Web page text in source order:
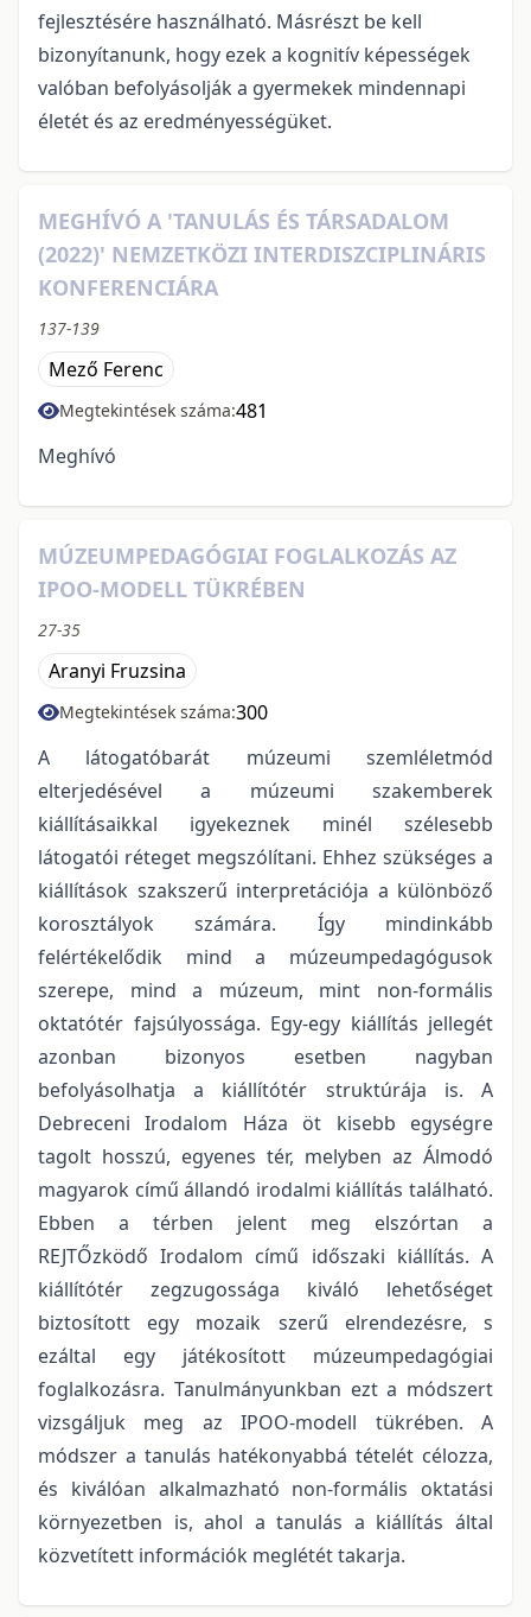
fejlesztésére használható. Másrészt be kell
bizonyítanunk, hogy ezek a kognitív képességek
valóban befolyásolják a gyermekek mindennapi
életét és az eredményességüket.
MEGHÍVÓ A 'TANULÁS ÉS TÁRSADALOM
(2022)' NEMZETKÖZI INTERDISZCIPLINÁRIS
KONFERENCIÁRA
137-139
Mező Ferenc
Megtekintések száma:481
Meghívó
MÚZEUMPEDAGÓGIAI FOGLALKOZÁS AZ
IPOO-MODELL TÜKRÉBEN
27-35
Aranyi Fruzsina
Megtekintések száma:300
A látogatóbarát múzeumi szemléletmód
elterjedésével a múzeumi szakemberek
kiállításaikkal igyekeznek minél szélesebb
látogatói réteget megszólítani. Ehhez szükséges a
kiállítások szakszerű interpretációja a különböző
korosztályok számára. Így mindinkább
felértékelődik mind a múzeumpedagógusok
szerepe, mind a múzeum, mint non-formális
oktatótér fajsúlyossága. Egy-egy kiállítás jellegét
azonban bizonyos esetben nagyban
befolyásolhatja a kiállítótér struktúrája is. A
Debreceni Irodalom Háza öt kisebb egységre
tagolt hosszú, egyenes tér, melyben az Álmodó
magyarok című állandó irodalmi kiállítás található.
Ebben a térben jelent meg elszórtan a
REJTŐzködő Irodalom című időszaki kiállítás. A
kiállítótér zegzugossága kiváló lehetőséget
biztosított egy mozaik szerű elrendezésre, s
ezáltal egy játékosított múzeumpedagógiai
foglalkozásra. Tanulmányunkban ezt a módszert
vizsgáljuk meg az IPOO-modell tükrében. A
módszer a tanulás hatékonyabbá tételét célozza,
és kiválóan alkalmazható non-formális oktatási
környezetben is, ahol a tanulás a kiállítás által
közvetített információk meglétét takarja.